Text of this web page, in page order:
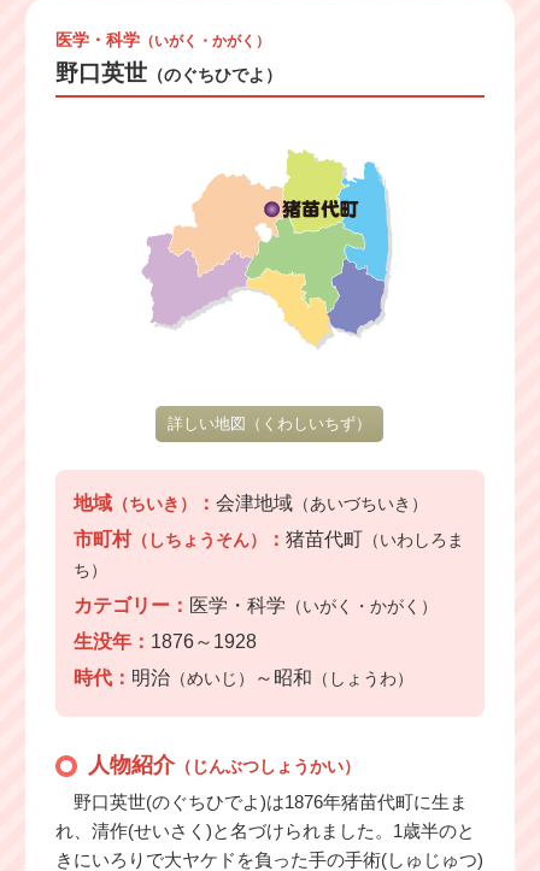
医学・科学（いがく・かがく）
野口英世（のぐちひでよ）
詳しい地図 （くわしいちず）
地域（ちいき） ： 会津地域（あいづちいき）
市町村（しちょうそん） ： 猪苗代町 （いわしろま
ち）
カテゴリー： 医学・科学 （いがく・かがく）
生没年： 1876～1928
時代： 明治（めいじ） ～昭和 （しょうわ）
人物紹介（じんぶつしょうかい）
野口英世(のぐちひでよ)は1876年猪苗代町に生ま
れ、清作(せいさく)と名づけられました。1歳半のと
きにいろりで大ヤケドを負った手の手術(しゅじゅつ)